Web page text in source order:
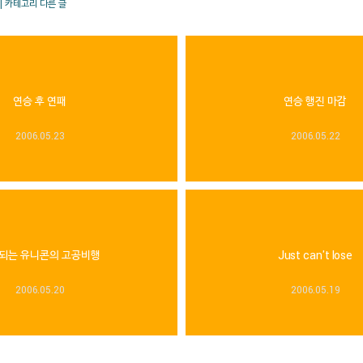
| 카테고리 다른 글
연승 후 연패
2006.05.23
연승 행진 마감
2006.05.22
는 유니콘의 고공비행
2006.05.20
Just can't lose
2006.05.19